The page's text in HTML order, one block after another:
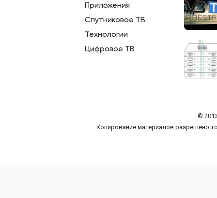
Приложения
Спутниковое ТВ
Технологии
Цифровое ТВ
©
Копирование материалов разрешено